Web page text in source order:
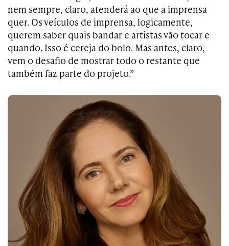
nem sempre, claro, atenderá ao que a imprensa
quer. Os veículos de imprensa, logicamente,
querem saber quais bandar e artistas vão tocar e
quando. Isso é cereja do bolo. Mas antes, claro,
vem o desafio de mostrar todo o restante que
também faz parte do projeto.”